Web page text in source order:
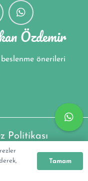
Özdemir
önerileri
Politikası
©2022
Tamam